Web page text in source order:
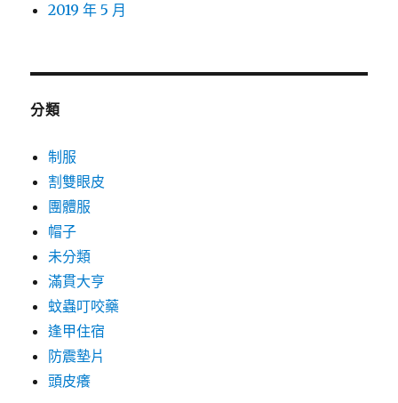
2019 年 5 月
分類
制服
割雙眼皮
團體服
帽子
未分類
滿貫大亨
蚊蟲叮咬藥
逢甲住宿
防震墊片
頭皮癢